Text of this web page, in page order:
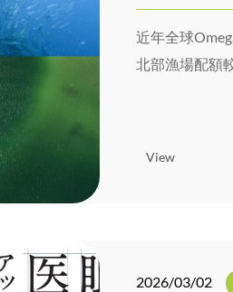
近年全球
北部漁場配額
View
2026/03/02